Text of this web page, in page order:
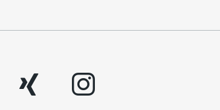
xing instagram